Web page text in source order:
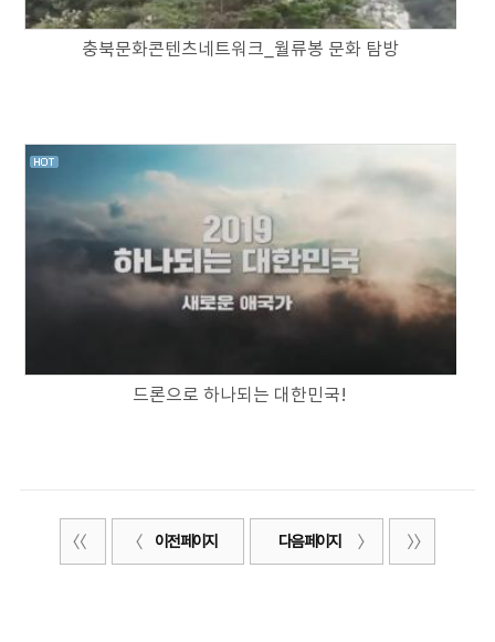
충북문화콘텐츠네트워크_월류봉 문화 탐방
드론으로 하나되는 대한민국!
이전 페이지 다음 페이지